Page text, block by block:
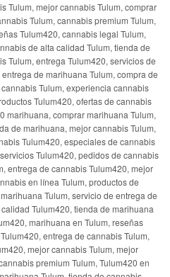
Tulum, mejor cannabis Tulum, comprar
Tulum, cannabis premium Tulum,
Tulum420, cannabis legal Tulum,
de alta calidad Tulum, tienda de
Tulum, entrega Tulum420, servicios de
de marihuana Tulum, compra de
Tulum, experiencia cannabis
Tulum420, ofertas de cannabis
marihuana, comprar marihuana Tulum,
de marihuana, mejor cannabis Tulum,
Tulum420, especiales de cannabis
Tulum420, pedidos de cannabis
entrega de cannabis Tulum420, mejor
en línea Tulum, productos de
Tulum, servicio de entrega de
Tulum420, tienda de marihuana
marihuana en Tulum, reseñas
entrega de cannabis Tulum,
mejor cannabis Tulum, mejor
premium Tulum, Tulum420 en